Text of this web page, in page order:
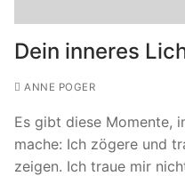
Dein inneres
ANNE POGER
Es gibt diese Momente,
mache: Ich zögere und
zeigen. Ich traue mir